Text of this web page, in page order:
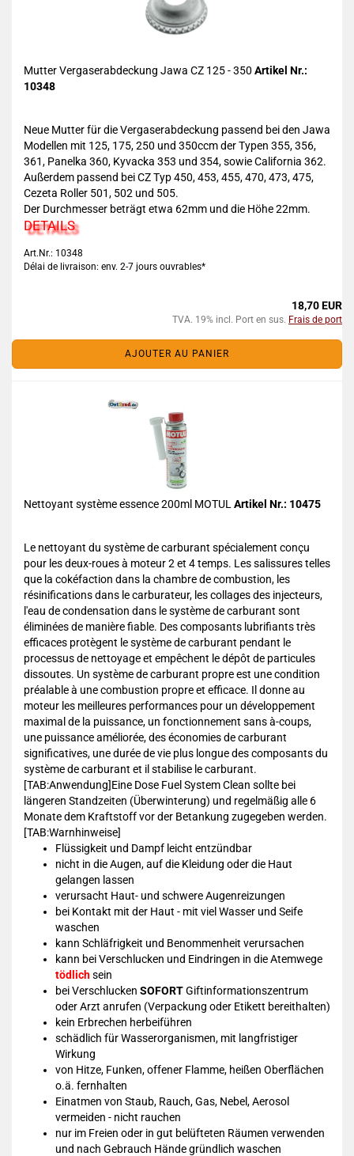
Mutter Vergaserabdeckung Jawa CZ 125 - 350 Artikel Nr.:
10348
Neue Mutter für die Vergaserabdeckung passend bei den Jawa
Modellen mit 125, 175, 250 und 350ccm der Typen 355, 356,
361, Panelka 360, Kyvacka 353 und 354, sowie California 362.
Außerdem passend bei CZ Typ 450, 453, 455, 470, 473, 475,
Cezeta Roller 501, 502 und 505.
Der Durchmesser beträgt etwa 62mm und die Höhe 22mm.
DETAILS
Art.Nr.: 10348
Délai de livraison: env. 2-7 jours ouvrables*
18,70 EUR
TVA. 19% incl. Port en sus. Frais de port
AJOUTER AU PANIER
Nettoyant système essence 200ml MOTUL Artikel Nr.: 10475
Le nettoyant du système de carburant spécialement conçu
pour les deux-roues à moteur 2 et 4 temps. Les salissures telles
que la cokéfaction dans la chambre de combustion, les
résinifications dans le carburateur, les collages des injecteurs,
l'eau de condensation dans le système de carburant sont
éliminées de manière fiable. Des composants lubrifiants très
efficaces protègent le système de carburant pendant le
processus de nettoyage et empêchent le dépôt de particules
dissoutes. Un système de carburant propre est une condition
préalable à une combustion propre et efficace. Il donne au
moteur les meilleures performances pour un développement
maximal de la puissance, un fonctionnement sans à-coups,
une puissance améliorée, des économies de carburant
significatives, une durée de vie plus longue des composants du
système de carburant et il stabilise le carburant.
[TAB:Anwendung]Eine Dose Fuel System Clean sollte bei
längeren Standzeiten (Überwinterung) und regelmäßig alle 6
Monate dem Kraftstoff vor der Betankung zugegeben werden.
[TAB:Warnhinweise]
Flüssigkeit und Dampf leicht entzündbar
nicht in die Augen, auf die Kleidung oder die Haut
gelangen lassen
verursacht Haut- und schwere Augenreizungen
bei Kontakt mit der Haut - mit viel Wasser und Seife
waschen
kann Schläfrigkeit und Benommenheit verursachen
kann bei Verschlucken und Eindringen in die Atemwege
tödlichsein
bei Verschlucken SOFORTGiftinformationszentrum
oder Arzt anrufen (Verpackung oder Etikett bereithalten)
kein Erbrechen herbeiführen
schädlich für Wasserorganismen, mit langfristiger
Wirkung
von Hitze, Funken, offener Flamme, heißen Oberflächen
o.ä. fernhalten
Einatmen von Staub, Rauch, Gas, Nebel, Aerosol
vermeiden - nicht rauchen
nur im Freien oder in gut belüfteten Räumen verwenden
und nach Gebrauch Hände gründlich waschen